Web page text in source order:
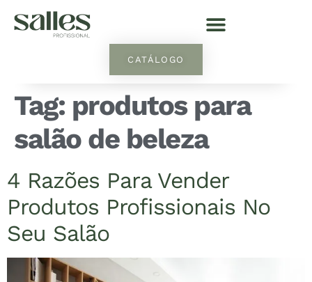
CATÁLOGO
Tag: produtos para
salão de beleza
4 Razões Para Vender
Produtos Profissionais No
Seu Salão